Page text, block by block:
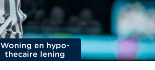
Woning en hypo­
thecaire lening